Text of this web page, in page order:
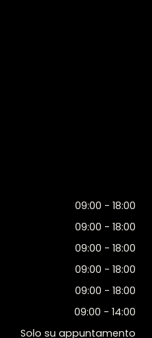
09:00 - 18:00
09:00 - 18:00
09:00 - 18:00
09:00 - 18:00
09:00 - 18:00
09:00 - 14:00
Solo su appuntamento